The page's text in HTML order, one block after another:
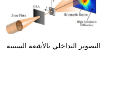
التصوير التداخلي بالأشعة السينية